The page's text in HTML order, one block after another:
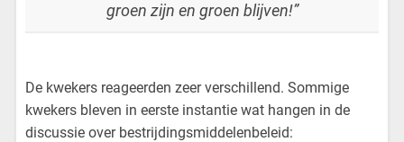
groen zijn en groen blijven!”
De kwekers reageerden zeer verschillend. Sommige
kwekers bleven in eerste instantie wat hangen in de
discussie over bestrijdingsmiddelenbeleid: